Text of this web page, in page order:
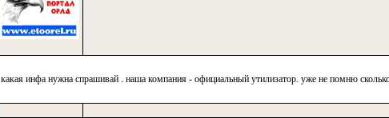
какая инфа нужна спрашивай . наша компания - официальный утилизатор. уже не помню